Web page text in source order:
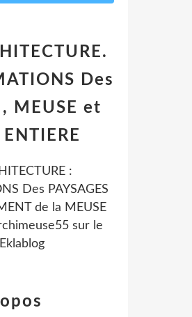
Des
, MEUSE et
:
Des PAYSAGES
de la MEUSE
sur le